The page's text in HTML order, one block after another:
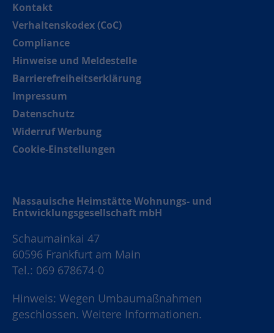
Kontakt
Verhaltenskodex (CoC)
Compliance
Hinweise und Meldestelle
Barrierefreiheitserklärung
Impressum
Datenschutz
Widerruf Werbung
Cookie-Einstellungen
Nassauische Heimstätte Wohnungs- und
Entwicklungsgesellschaft mbH
Schaumainkai 47
60596 Frankfurt am Main
Tel.: 069 678674-0
Hinweis: Wegen Umbaumaßnahmen
geschlossen. Weitere Informationen.